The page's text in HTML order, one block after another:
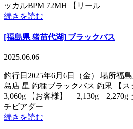
ッカルBPM 72MH 【リール
続きを読む
[福島県 猪苗代湖] ブラックバス
2025.06.06
釣行日2025年6月6日（金） 場所福
島店 星 釣種ブラックバス 釣果 【
3,060g 【お客様】 2,130g 2,270g
チビアダー
続きを読む